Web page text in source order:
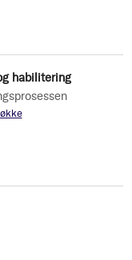
habilitering